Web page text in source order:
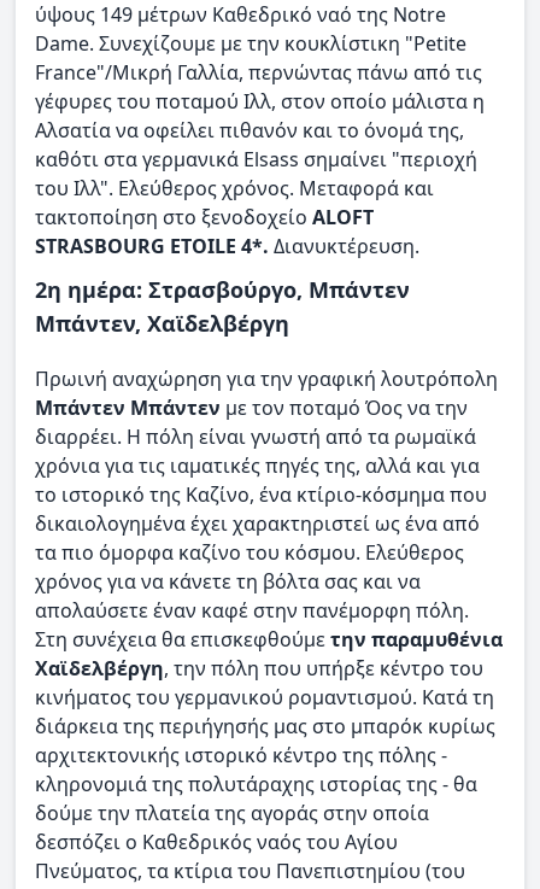
ύψους 149 μέτρων Καθεδρικό ναό της Notre
Dame. Συνεχίζουμε με την κουκλίστικη "Petite
France"/Μικρή Γαλλία, περνώντας πάνω από τις
γέφυρες του ποταμού Ιλλ, στον οποίο μάλιστα η
Αλσατία να οφείλει πιθανόν και το όνομά της,
καθότι στα γερμανικά Elsass σημαίνει "περιοχή
του Ιλλ". Ελεύθερος χρόνος. Μεταφορά και
τακτοποίηση στο ξενοδοχείο ALOFT
STRASBOURG ETOILE 4*. Διανυκτέρευση.
2η ημέρα: Στρασβούργο, Μπάντεν
Μπάντεν, Χαϊδελβέργη
Πρωινή αναχώρηση για την γραφική λουτρόπολη
Μπάντεν Μπάντεν με τον ποταμό Όος να την
διαρρέει. Η πόλη είναι γνωστή από τα ρωμαϊκά
χρόνια για τις ιαματικές πηγές της, αλλά και για
το ιστορικό της Καζίνο, ένα κτίριο-κόσμημα που
δικαιολογημένα έχει χαρακτηριστεί ως ένα από
τα πιο όμορφα καζίνο του κόσμου. Ελεύθερος
χρόνος για να κάνετε τη βόλτα σας και να
απολαύσετε έναν καφέ στην πανέμορφη πόλη.
Στη συνέχεια θα επισκεφθούμετην παραμυθένια
Χαϊδελβέργη, την πόλη που υπήρξε κέντρο του
κινήματος του γερμανικού ρομαντισμού. Κατά τη
διάρκεια της περιήγησής μας στο μπαρόκ κυρίως
αρχιτεκτονικής ιστορικό κέντρο της πόλης -
κληρονομιά της πολυτάραχης ιστορίας της - θα
δούμε την πλατεία της αγοράς στην οποία
δεσπόζει ο Καθεδρικός ναός του Αγίου
Πνεύματος, τα κτίρια του Πανεπιστημίου (του